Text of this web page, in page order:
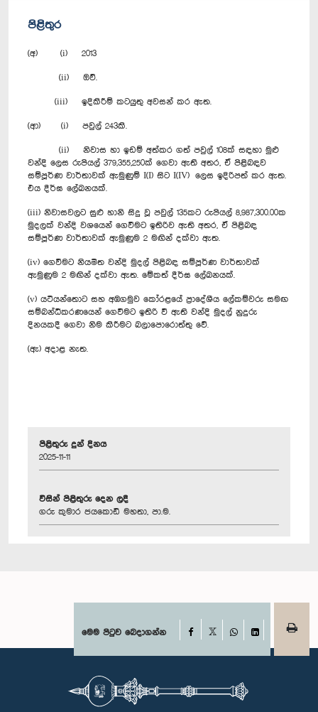
පිළිතුර
(අ) (i) 2013
(ii) ඔව්.
(iii) ඉදිකිරීම් කටයුතු අවසන් කර ඇත.
(ආ) (i) පවුල් 243කි.
(ii) නිවාස හා ඉඩම් අත්කර ගත් පවුල් 108ක් සඳහා මුළු
වන්දි ලෙස රුපියල් 379,355,250ක් ගෙවා ඇති අතර, ඒ පිළිබඳව
සම්පූර්ණ වාර්තාවක් ඇමුණුම් I(I) සිට I(IV) ලෙස ඉදිරිපත් කර ඇත.
එය දීර්ඝ ලේඛනයක්.
(iii) නිවාසවලට සුළු හානි සිදු වූ පවුල් 135කට රුපියල් 8,987,300.00ක
මුදලක් වන්දි ‍වශයෙන් ගෙවීමට ඉතිරිව ඇති අතර, ඒ පිළිබඳ
සම්පූර්ණ වාර්තාවක් ඇමුණුම 2 මඟින් දක්වා ඇත.
(iv) ගෙවීමට නියමිත වන්දි මුදල් පිළිබඳ සම්පූර්ණ වාර්තාවක්
ඇමුණුම 2 මඟින් දක්වා ඇත. මේකත් දීර්ඝ ලේඛනයක්.
(v) යටියන්තොට සහ අඹගමුව කෝරළයේ ප්‍රාදේශීය ලේකම්වරු සමඟ
සම්බන්ධීකරණයෙන් ගෙවීමට ඉතිරි වී ඇති වන්දි මුදල් නුදුරු
දිනයකදී ගෙවා නිම කිරීමට බලාපොරොත්තු වේ.
(ඇ) අදාළ නැත.
පිළිතුරු දුන් දිනය
2025-11-11
විසින් පිළිතුරු දෙන ලදී
ගරු කුමාර ජයකොඩි මහතා, පා.ම.
මෙම පිටුව බෙදාගන්න Facebook
WhatsAppLinkedIn